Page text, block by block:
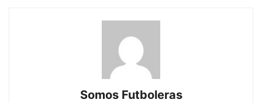
Somos Futboleras